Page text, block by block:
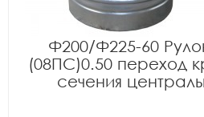
Ф200/Ф225-60
(08ПС)0.50 переход
сечения